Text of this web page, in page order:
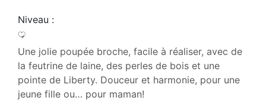
Niveau :
Une jolie poupée broche, facile à réaliser, avec de
la feutrine de laine, des perles de bois et une
pointe de Liberty. Douceur et harmonie, pour une
jeune fille ou… pour maman!